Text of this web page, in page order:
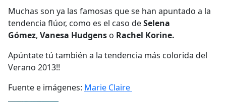
Muchas son ya las famosas que se han apuntado a la
tendencia flúor, como es el caso deSelena
Gómez, Vanesa Hudgens o Rachel Korine.
Apúntate tú también a la tendencia más colorida del
Verano 2013!!
Fuente e imágenes: Marie Claire